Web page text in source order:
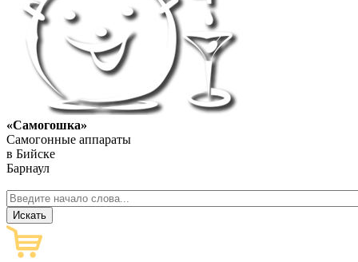
«Самогошка»
Самогонные аппараты
в Бийске
Барнаул